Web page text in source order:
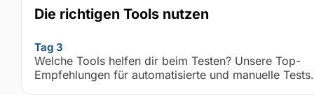
Die richtigen Tools nutzen
Tag 3
Welche Tools helfen dir beim Testen? Unsere Top-
Empfehlungen für automatisierte und manuelle Tests.